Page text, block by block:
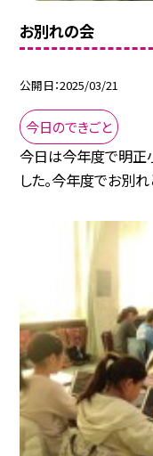
お別れの会
公開日 2025/03/21
今日のできごと
今日は今年度で明正
した。今年度でお別